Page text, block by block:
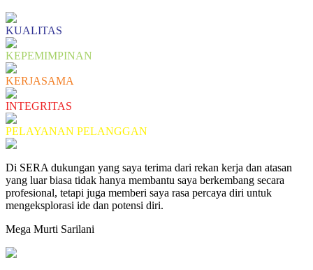
KUALITAS
KEPEMIMPINAN
KERJASAMA
INTEGRITAS
PELAYANAN PELANGGAN
Di SERA dukungan yang saya terima dari rekan kerja dan atasan
yang luar biasa tidak hanya membantu saya berkembang secara
profesional, tetapi juga memberi saya rasa percaya diri untuk
mengeksplorasi ide dan potensi diri.
Mega Murti Sarilani